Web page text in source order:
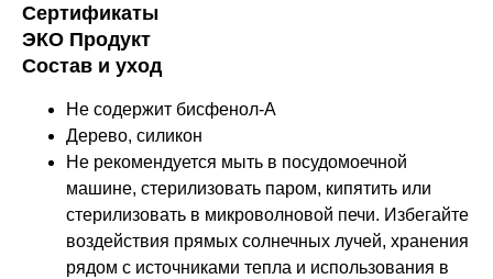
Сертификаты
ЭКО Продукт
Состав и уход
Не содержит бисфенол-А
Дерево, силикон
Не рекомендуется мыть в посудомоечной
машине, стерилизовать паром, кипятить или
стерилизовать в микроволновой печи. Избегайте
воздействия прямых солнечных лучей, хранения
рядом с источниками тепла и использования в